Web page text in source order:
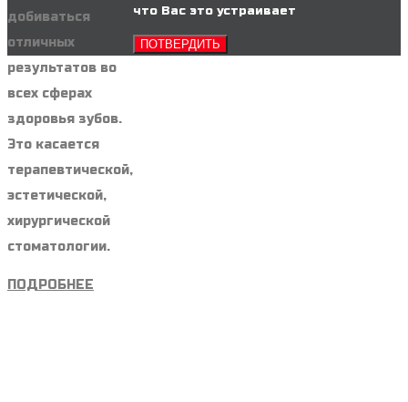
добиваться
отличных
результатов во
всех сферах
здоровья зубов.
Это касается
терапевтической,
эстетической,
хирургической
стоматологии.
ПОДРОБНЕЕ
что Вас это устраивает
ПОТВЕРДИТЬ